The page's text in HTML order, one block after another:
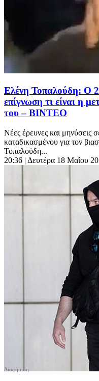
Ελένη Τοπαλούδη: Ο
επίγνωση τι είναι η
του – ΒΙΝΤΕΟ
Νέες έρευνες και μηνύσεις
καταδικασμένου για τον
Τοπαλούδη...
20:36 | Δευτέρα 18 Μαΐου